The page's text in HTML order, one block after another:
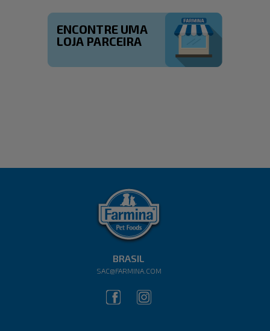
ENCONTRE UMA
LOJA PARCEIRA
BRASIL
SAC@FARMINA.COM